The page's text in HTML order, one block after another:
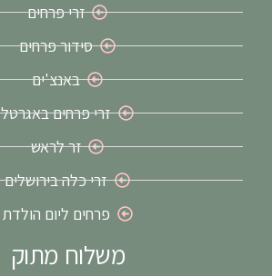
זרי פרחים
סידור פרחים
באנצ'ים
זרי פרחים באגרטל
זר לראש
זרי כלה בירושלים
פרחים ליום הולדת
משלוח מתוק